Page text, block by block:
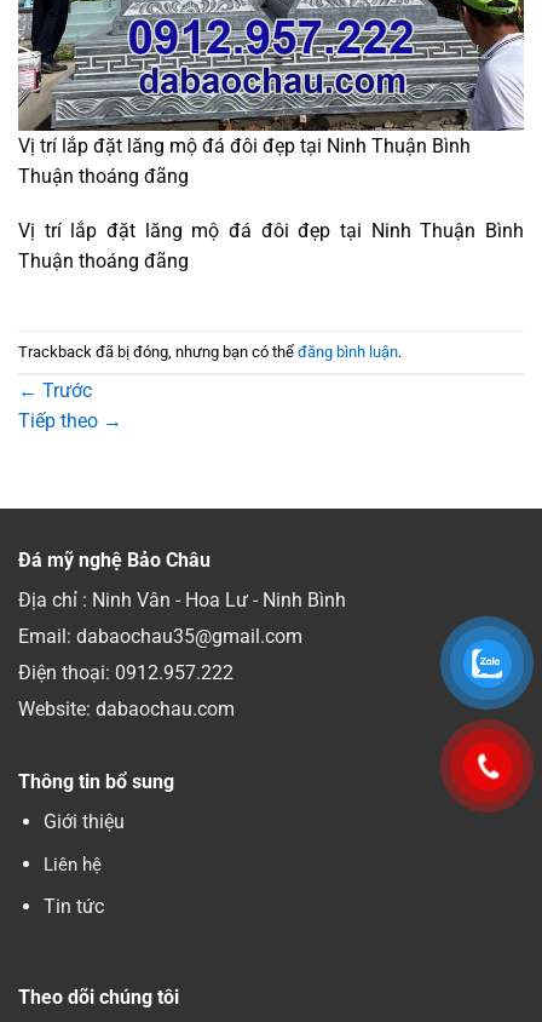
Vị trí lắp đặt lăng mộ đá đôi đẹp tại Ninh Thuận Bình
Thuận thoáng đãng
Vị trí lắp đặt lăng mộ đá đôi đẹp tại Ninh Thuận Bình
Thuận thoáng đãng
Trackback đã bị đóng, nhưng bạn có thể đăng bình luận.
← Trước
Tiếp theo →
Đá mỹ nghệ Bảo Châu
Địa chỉ : Ninh Vân - Hoa Lư - Ninh Bình
Email: dabaochau35@gmail.com
Điện thoại: 0912.957.222
Website: dabaochau.com
Thông tin bổ sung
Giới thiệu
Liên hệ
Tin tức
Theo dõi chúng tôi